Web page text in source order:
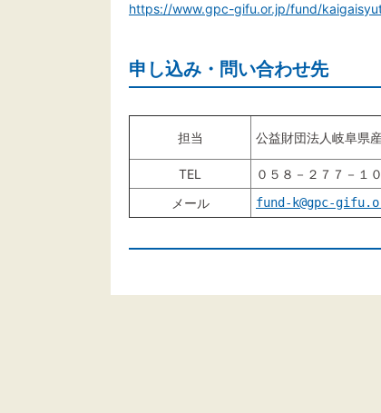
https://www.gpc-gifu.or.jp/fund/
申し込み・問い合わせ先
担当 公益財団法人岐阜県
TEL
０５８－２７７－１
メール
fund-k@gpc-